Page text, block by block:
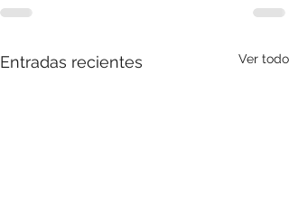
Entradas recientes Ver todo